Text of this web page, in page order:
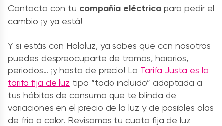
Contacta con tu compañía eléctrica para pedir el
cambio ¡y ya está!
Y si estás con Holaluz, ya sabes que con nosotros
puedes despreocuparte de tramos, horarios,
periodos… ¡y hasta de precio! La Tarifa Justa es la
tarifa fija de luz tipo “todo incluido” adaptada a
tus hábitos de consumo que te blinda de
variaciones en el precio de la luz y de posibles olas
de frío o calor. Revisamos tu cuota fija de luz